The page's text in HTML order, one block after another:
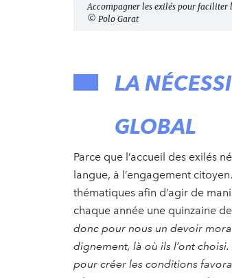
Accompagner les exilés pour faciliter
© Polo Garat
LA
GLOBAL
Parce que l’accueil des exilés
langue, à l’engagement
thématiques afin d’agir de
chaque année une quinzaine
donc pour nous un devoir
dignement, là où ils l’ont choisi.
pour créer les conditions